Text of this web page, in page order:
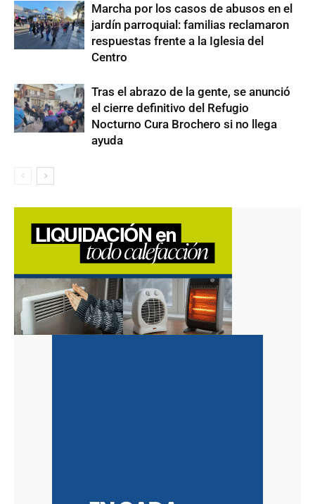
Marcha por los casos de abusos en el
jardín parroquial: familias reclamaron
respuestas frente a la Iglesia del
Centro
Tras el abrazo de la gente, se anunció
el cierre definitivo del Refugio
Nocturno Cura Brochero si no llega
ayuda